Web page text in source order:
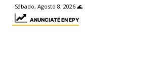
Sábado, Agosto 8, 2026 🌊
ANUNCIATÉ EN EPY